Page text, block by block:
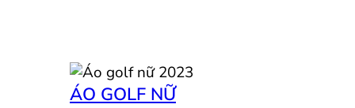
ÁO GOLF NỮ